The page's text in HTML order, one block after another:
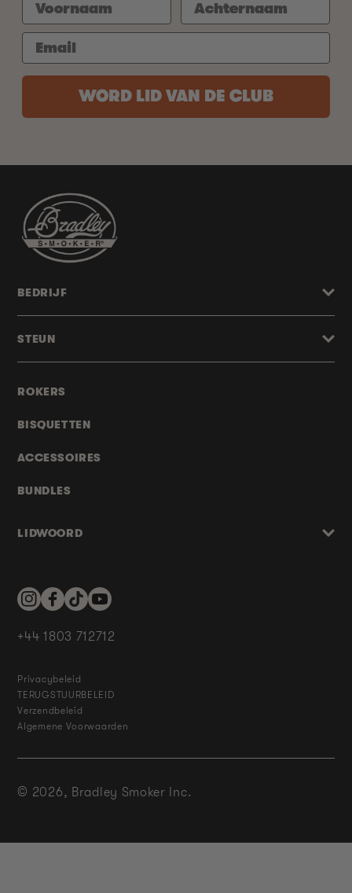
WORD LID VAN DE CLUB
ROKERS
BISQUETTEN
ACCESSOIRES
BUNDLES
LIDWOORD
BEDRIJF
STEUN
InstagramFacebookTikTokYouTube
+44 1803 712712
Privacybeleid
TERUGSTUURBELEID
Verzendbeleid
Algemene Voorwaarden
© 2026, Bradley Smoker Inc.